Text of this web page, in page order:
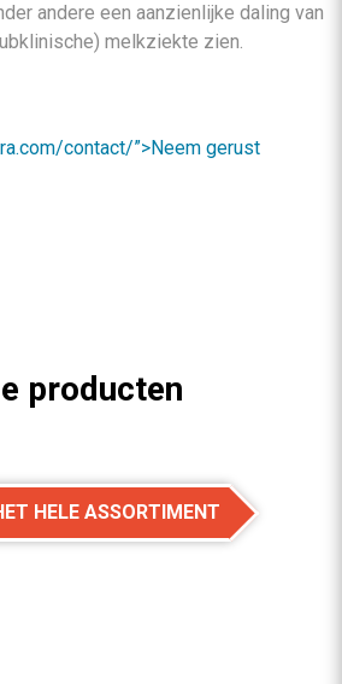
andere een aanzienlijke daling van
melkziekte zien.
contact/”>Neem gerust
producten
HELE ASSORTIMENT